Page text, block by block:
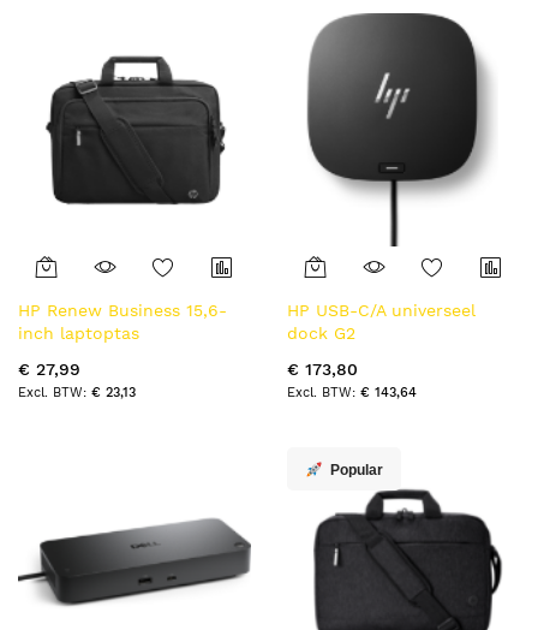
HP Renew Business 15,6-
inch laptoptas
€ 27,99
€ 23,13
HP USB-C/A universeel
dock G2
€ 173,80
€ 143,64
Popular